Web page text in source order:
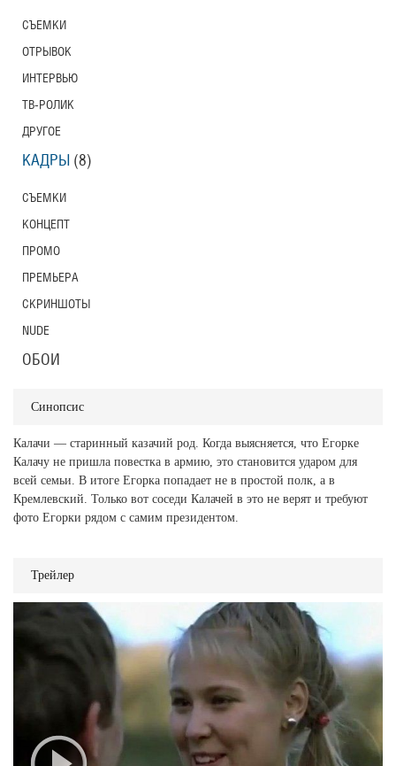
Синопсис
Калачи — старинный казачий род. Когда выясняется, что Егорке
Калачу не пришла повестка в армию, это становится ударом для
всей семьи. В итоге Егорка попадает не в простой полк, а в
Кремлевский. Только вот соседи Калачей в это не верят и требуют
фото Егорки рядом с самим президентом.
Трейлер
СЪЕМКИ
ОТРЫВОК
ИНТЕРВЬЮ
ТВ-РОЛИК
ДРУГОЕ
КАДРЫ (8)
СЪЕМКИ
КОНЦЕПТ
ПРОМО
ПРЕМЬЕРА
СКРИНШОТЫ
NUDE
ОБОИ